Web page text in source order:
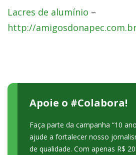
Lacres de alumínio –
http://
Apoie o #Colabora!
Faça parte da campanha “10
ajude a fortalecer nosso
de qualidade. Com apenas R$